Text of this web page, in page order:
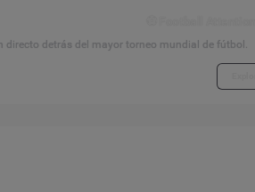
directo detrás del mayor torneo mundial de fútbol.